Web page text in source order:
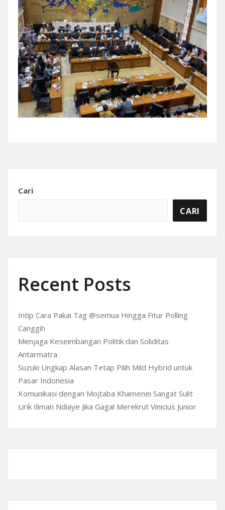
Cari
CARI
Recent Posts
Intip Cara Pakai Tag @semua Hingga Fitur Polling
Canggih
Menjaga Keseimbangan Politik dan Soliditas
Antarmatra
Suzuki Ungkap Alasan Tetap Pilih Mild Hybrid untuk
Pasar Indonesia
Komunikasi dengan Mojtaba Khamenei Sangat Sulit
Lirik Iliman Ndiaye Jika Gagal Merekrut Vinicius Junior